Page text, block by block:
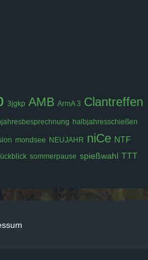
3jgkp AMB ArmA 3 Clantreffen
halbjahresschießen
mondsee NEUJAHR niCe NTF
sommerpause spießwahl TTT